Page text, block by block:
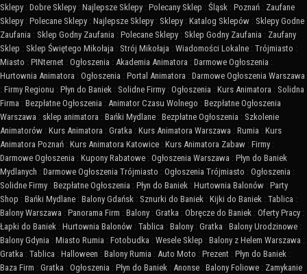
Sklepy : Dobre Sklepy : Najlepsze Sklepy : Polecany Sklep : Śląsk : Poznań : Zaufane
Sklepy : Polecane Sklepy : Najlepsze Sklepy : Sklepy : Katalog Sklepów : Sklepy Godne
Zaufania : Sklep Godny Zaufania : Polecane Sklepy : Sklep Godny Zaufania : Zaufany
Sklep : Sklep Świętego Mikołaja : Strój Mikołaja : Wiadomości Lokalne : Trójmiasto :
Miasto : PINternet : Ogłoszenia : Akademia Animatora : Darmowe Ogłoszenia :
Hurtownia Animatora : Ogłoszenia : Portal Animatora : Darmowe Ogłoszenia Warszawa
: Firmy Regionu : Płyn do Baniek : Solidne Firmy : Ogłoszenia : Kurs Animatora : Solidna
Firma : Bezpłatne Ogłoszenia : Animator Czasu Wolnego : Bezpłatne Ogłoszenia
Warszawa : sklep animatora : Bańki Mydlane : Bezpłatne Ogłoszenia : Szkolenie
Animatorów : Kurs Animatora : Gratka : Kurs Animatora Warszawa : Rumia : Kurs
Animatora Poznań : Kurs Animatora Katowice : Kurs Animatora Zabaw : Firmy :
Darmowe Ogłoszenia : Kupony Rabatowe : Ogłoszenia Warszawa : Płyn do Baniek
Mydlanych : Darmowe Ogłoszenia Trójmiasto : Ogłoszenia Trójmiasto : Ogłoszenia :
Solidne Firmy : Bezpłatne Ogłoszenia : Płyn do Baniek : Hurtownia Balonów : Party
Shop : Bańki Mydlane : Balony Gdańsk : Sznurki do Baniek : Kijki do Baniek : Tablica :
Balony Warszawa : Panorama Firm : Balony : Gratka : Obręcze do Baniek : Oferty Pracy :
Łapki do Baniek : Hurtownia Balonów : Tablica : Balony : Gratka : Balony Urodzinowe :
Balony Gdynia : Miasto Rumia : Fotobudka : Wesele Sklep : Balony z Helem Warszawa :
Gratka : Tablica : Halloween : Balony Rumia : Auto Moto : Prezent : Płyn do Baniek :
Baza Firm : Gratka : Ogłoszenia : Płyn do Baniek : Anonse : Balony Foliowe : Zamykanie